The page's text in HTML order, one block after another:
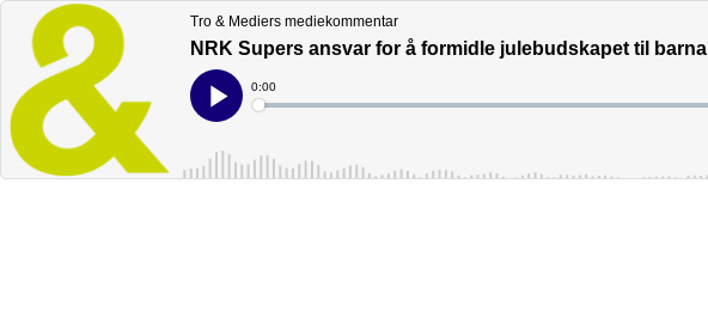
Tro & Mediers mediekommentar
NRK Supers ansvar for å formidle julebudskapet til barna
Play
Current
Time
0:00
Loaded: